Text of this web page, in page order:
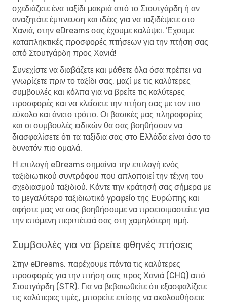
σχεδιάζετε ένα ταξίδι μακριά από το Στουτγάρδη ή αν
αναζητάτε έμπνευση και ιδέες για να ταξιδέψετε στο
Χανιά, στην eDreams σας έχουμε καλύψει. Έχουμε
καταπληκτικές προσφορές πτήσεων για την πτήση σας
από Στουτγάρδη προς Χανιά!
Συνεχίστε να διαβάζετε και μάθετε όλα όσα πρέπει να
γνωρίζετε πριν το ταξίδι σας, μαζί με τις καλύτερες
συμβουλές και κόλπα για να βρείτε τις καλύτερες
προσφορές και να κλείσετε την πτήση σας με τον πιο
εύκολο και άνετο τρόπο. Οι βασικές μας πληροφορίες
και οι συμβουλές ειδικών θα σας βοηθήσουν να
διασφαλίσετε ότι τα ταξίδια σας στο Ελλάδα είναι όσο το
δυνατόν πιο ομαλά.
Η επιλογή eDreams σημαίνει την επιλογή ενός
ταξιδιωτικού συντρόφου που απλοποιεί την τέχνη του
σχεδιασμού ταξιδιού. Κάντε την κράτησή σας σήμερα με
το μεγαλύτερο ταξιδιωτικό γραφείο της Ευρώπης και
αφήστε μας να σας βοηθήσουμε να προετοιμαστείτε για
την επόμενη περιπέτειά σας στη χαμηλότερη τιμή.
Συμβουλές για να βρείτε φθηνές πτήσεις
Στην eDreams, παρέχουμε πάντα τις καλύτερες
προσφορές για την πτήση σας προς Χανιά (CHQ) από
Στουτγάρδη (STR). Για να βεβαιωθείτε ότι εξασφαλίζετε
τις καλύτερες τιμές, μπορείτε επίσης να ακολουθήσετε